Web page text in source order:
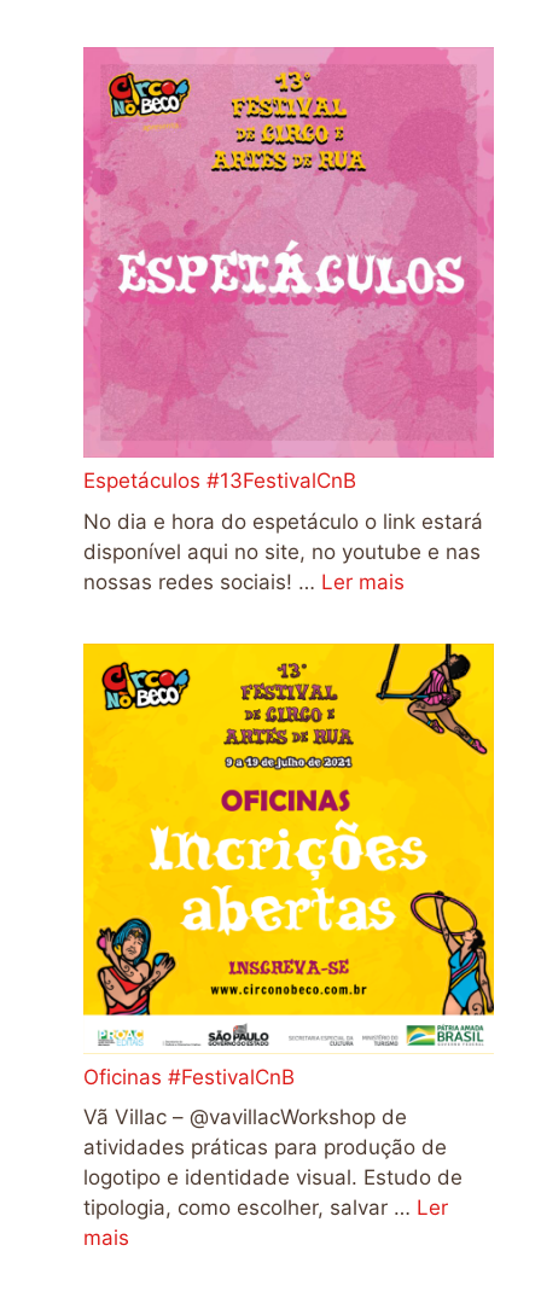
Espetáculos #13FestivalCnB
No dia e hora do espetáculo o link estará
disponível aqui no site, no youtube e nas
nossas redes sociais! … Ler mais
Oficinas #FestivalCnB
Vã Villac – @vavillacWorkshop de
atividades práticas para produção de
logotipo e identidade visual. Estudo de
tipologia, como escolher, salvar … Ler
mais